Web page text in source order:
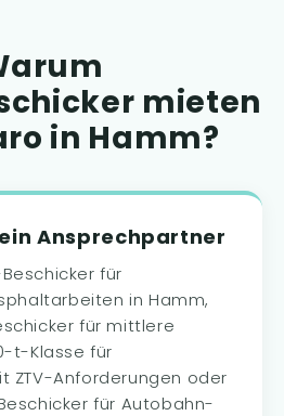
mieten
in Hamm?
Ansprechpartner
für
in Hamm,
für mittlere
t-Klasse für
ZTV-Anforderungen oder
für Autobahn-